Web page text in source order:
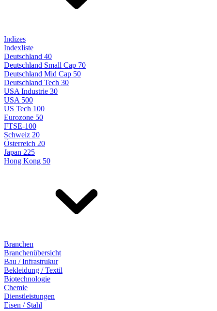
Indizes
Indexliste
Deutschland 40
Deutschland Small Cap 70
Deutschland Mid Cap 50
Deutschland Tech 30
USA Industrie 30
USA 500
US Tech 100
Eurozone 50
FTSE-100
Schweiz 20
Österreich 20
Japan 225
Hong Kong 50
Branchen
Branchenübersicht
Bau / Infrastrukur
Bekleidung / Textil
Biotechnologie
Chemie
Dienstleistungen
Eisen / Stahl